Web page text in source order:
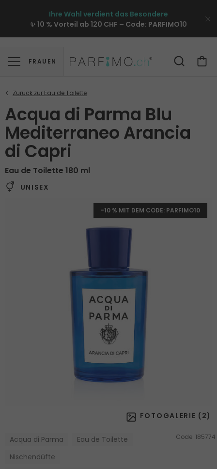
Ihre Wahl verdient das Besondere
✨ 10 % Vorteil ab 120 CHF – Code: PARFIMO10
FRAUEN
Acqua di Parma Blu
Mediterraneo Arancia
di Capri
Eau de Toilette 180 ml
UNISEX
-10 % MIT DEM CODE: PARFIMO10
FOTOGALERIE ( 2)
Acqua di Parma
Eau de Toilette
Nischendüfte
Code: 185774